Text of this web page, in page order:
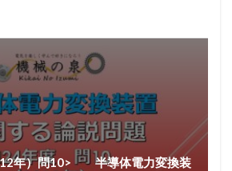
年）問10> 半導体電力変換装